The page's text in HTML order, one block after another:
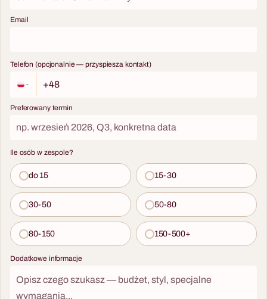
Email
Telefon (opcjonalnie — przyspiesza kontakt)
Preferowany termin
Ile osób w zespole?
do 15 15-30
30-50 50-80
80-150 150-500+
Dodatkowe informacje